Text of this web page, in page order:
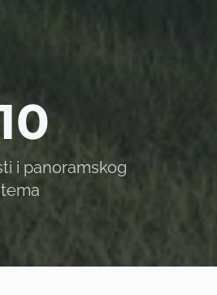
i panoramskog